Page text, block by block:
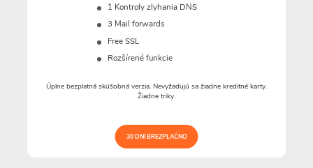
1 Kontroly zlyhania DNS
3 Mail forwards
Free SSL
Rozšírené funkcie
Úplne bezplatná skúšobná verzia. Nevyžadujú sa žiadne kreditné karty.
Žiadne triky.
30 DNI BREZPLAČNO